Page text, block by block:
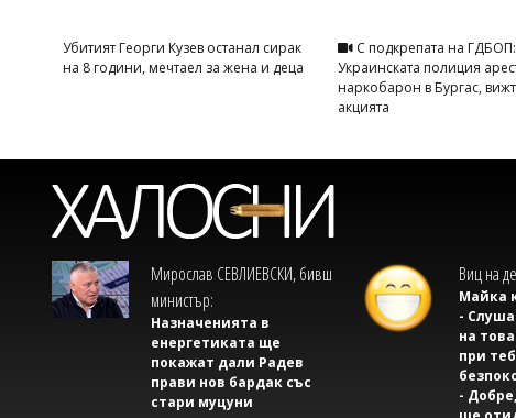
Убитият Георги Кузев останал сирак
на 8 години, мечтаел за жена и деца
С подкрепата на ГДБОП:
Украинската полиция
наркобарон в Бургас,
акцията
Мирослав СЕВЛИЕВСКИ, бивш
министър:
Назначенията в
енергетиката ще
покажат дали Радев
прави нов бардак със
стари муцуни
Виц на
Майка
-
на
при
-